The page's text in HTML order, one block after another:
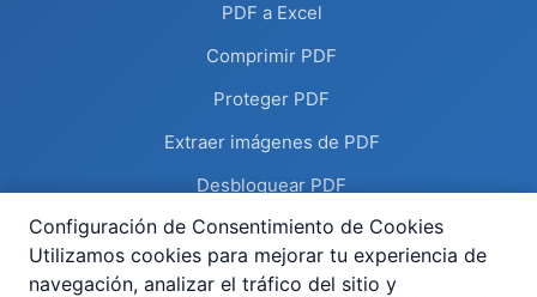
PDF a Excel
Comprimir PDF
Proteger PDF
Extraer imágenes de PDF
Desbloquear PDF
OCR PDF
Reparar PDF
Configuración de Consentimiento de Cookies
Utilizamos cookies para mejorar tu experiencia de
navegación, analizar el tráfico del sitio y